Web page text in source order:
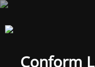
Conform